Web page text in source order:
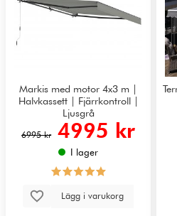
Markis med motor 4x3 m |
Halvkassett | Fjärrkontroll |
Ljusgrå
6995 kr 4995 kr
I lager
Lägg i varukorg